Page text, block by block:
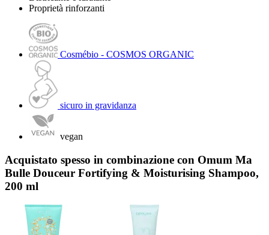
Proprietà rinforzanti
Cosmébio - COSMOS ORGANIC
sicuro in gravidanza
vegan
Acquistato spesso in combinazione con Omum Ma
Bulle Douceur Fortifying & Moisturising Shampoo,
200 ml